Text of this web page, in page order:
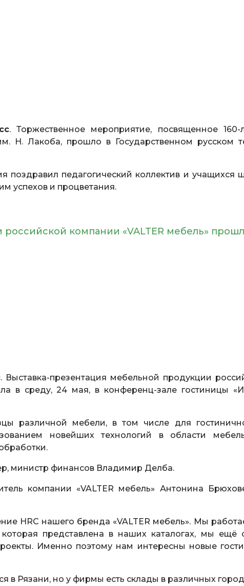
. Торжественное мероприятие, посвященное 160-
Н. Лакоба, прошло в Государственном русском
поздравил педагогический коллектив и учащихся
успехов и процветания.
компании «VALTER мебель»
. Выставка-презентация мебельной продукции
в среду, 24 мая, в конференц-зале гостиницы
различной мебели, в том числе для
новейших технологий в области
министр финансов Владимир Делба.
компании «VALTER мебель» Антонина
HRC нашего бренда «VALTER мебель». Мы
представлена в наших каталогах, мы ещё
Именно поэтому нам интересны новые
в Рязани, но у фирмы есть склады в различных